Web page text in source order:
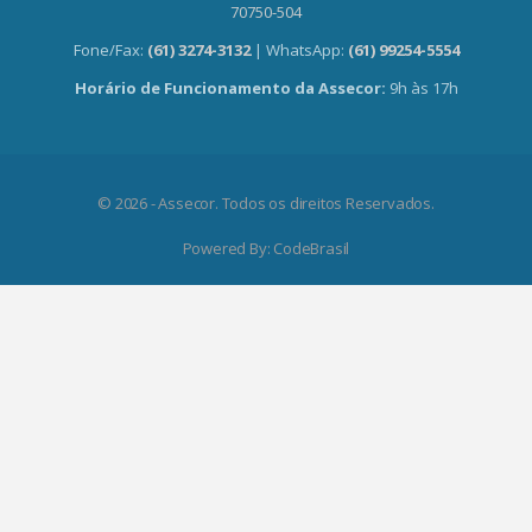
70750-504
Fone/Fax: (61) 3274-3132 | WhatsApp: (61) 99254-5554
Horário de Funcionamento da Assecor: 9h às 17h
© 2026 - Assecor. Todos os direitos Reservados.
Powered By: CodeBrasil